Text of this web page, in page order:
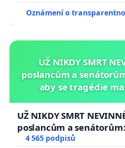
Oznámení o
UŽ NIKDY SMRT
poslancům a
aby se tragédie
UŽ NIKDY SMRT
poslancům a
aby se tragédie malé
4 565 podpisů